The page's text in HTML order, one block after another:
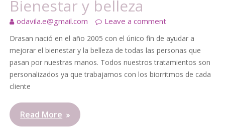
Bienestar y belleza
odavila.e@gmail.com Leave a comment
Drasan nació en el año 2005 con el único fin de ayudar a
mejorar el bienestar y la belleza de todas las personas que
pasan por nuestras manos. Todos nuestros tratamientos son
personalizados ya que trabajamos con los biorritmos de cada
cliente
Read More